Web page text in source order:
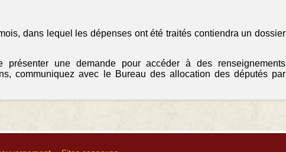
dans lequel les dépenses ont été traités contiendra un dossier
une demande pour accéder à des renseignements
communiquez avec le Bureau des allocation des députés par